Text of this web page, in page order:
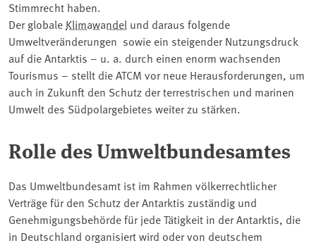
Stimmrecht haben.
Der globale Klimawandel und daraus folgende
Umweltveränderungen sowie ein steigender Nutzungsdruck
auf die Antarktis – u. a. durch einen enorm wachsenden
Tourismus – stellt die ATCM vor neue Herausforderungen, um
auch in Zukunft den Schutz der terrestrischen und marinen
Umwelt des Südpolargebietes weiter zu stärken.
Rolle des Umweltbundesamtes
Das Umweltbundesamt ist im Rahmen völkerrechtlicher
Verträge für den Schutz der Antarktis zuständig und
Genehmigungsbehörde für jede Tätigkeit in der Antarktis, die
in Deutschland organisiert wird oder von deutschem